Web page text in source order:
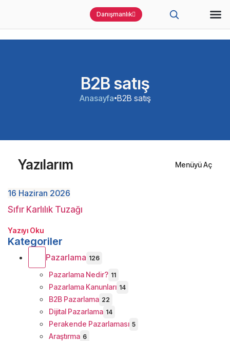
Danışmanlık
B2B satış
Anasayfa•B2B satış
Yazılarım Menüyü Aç
Kategoriler
Pazarlama 126
Pazarlama Nedir? 11
Pazarlama Kanunları 14
B2B Pazarlama 22
Dijital Pazarlama 14
Perakende Pazarlaması 5
Araştırma 6
16 Haziran 2026
Sıfır Karlılık Tuzağı
Yazıyı Oku